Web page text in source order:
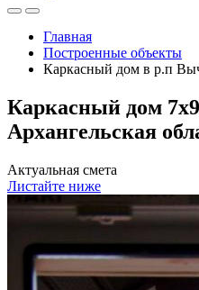
Главная
Построенные объекты
Каркасный дом в р.п
Каркасный дом
Архангельская
Актуальная смета
Листайте ниже